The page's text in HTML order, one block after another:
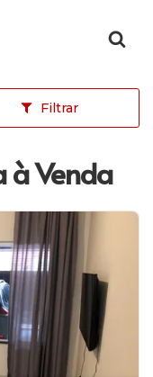
Filtrar
à Venda